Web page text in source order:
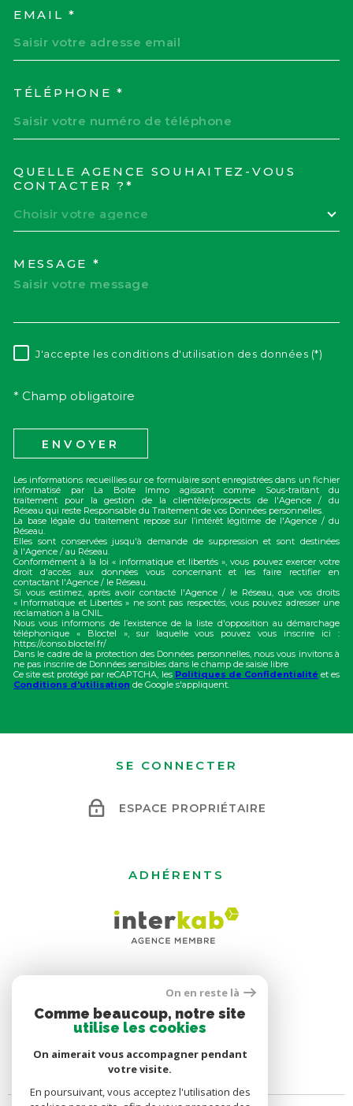
EMAIL *
TÉLÉPHONE *
QUELLE AGENCE SOUHAITEZ-VOUS
CONTACTER ?*
Choisir votre agence
MESSAGE *
RÈGLEMENTATION
J'accepte les conditions d'utilisation des données (*)
* Champ obligatoire
ENVOYER
Les informations recueillies sur ce formulaire sont enregistrées dans un fichier
informatisé par La Boite Immo agissant comme Sous-traitant du
traitement pour la gestion de la clientèle/prospects de l'Agence / du
Réseau qui reste Responsable du Traitement de vos Données personnelles.
La base légale du traitement repose sur l’intérêt légitime de l'Agence / du
Réseau.
Elles sont conservées jusqu'à demande de suppression et sont destinées
à l'Agence / au Réseau.
Conformément à la loi « informatique et libertés », vous pouvez exercer votre
droit d'accès aux données vous concernant et les faire rectifier en
contactant l'Agence / le Réseau.
Si vous estimez, après avoir contacté l'Agence / le Réseau, que vos droits
« Informatique et Libertés » ne sont pas respectés, vous pouvez adresser une
réclamation à la CNIL.
Nous vous informons de l’existence de la liste d'opposition au démarchage
téléphonique « Bloctel », sur laquelle vous pouvez vous inscrire ici :
https://conso.bloctel.fr/
Dans le cadre de la protection des Données personnelles, nous vous invitons à
ne pas inscrire de Données sensibles dans le champ de saisie libre
Ce site est protégé par reCAPTCHA, les Politiques de Confidentialité et es
Conditions d'utilisation de Google s'appliquent.
SE CONNECTER
ESPACE PROPRIÉTAIRE
ADHÉRENTS
On en reste là
Comme beaucoup, notre site
utilise les cookies
On aimerait vous accompagner pendant
votre visite.
En poursuivant, vous acceptez l'utilisation des